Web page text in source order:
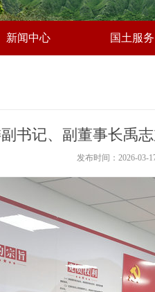
新闻中心 国土服务
书记、副董事长禹
发布时间：2026-03-